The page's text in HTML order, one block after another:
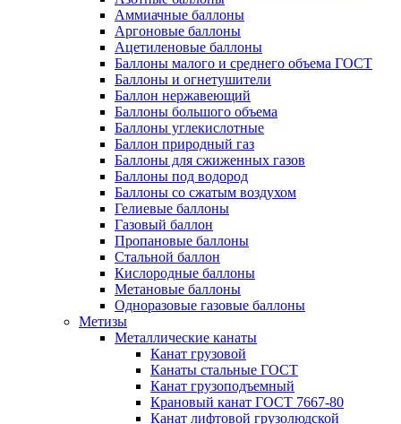
Аммиачные баллоны
Аргоновые баллоны
Ацетиленовые баллоны
Баллоны малого и среднего объема ГОСТ
Баллоны и огнетушители
Баллон нержавеющий
Баллоны большого объема
Баллоны углекислотные
Баллон природный газ
Баллоны для сжиженных газов
Баллоны под водород
Баллоны со сжатым воздухом
Гелиевые баллоны
Газовый баллон
Пропановые баллоны
Стальной баллон
Кислородные баллоны
Метановые баллоны
Одноразовые газовые баллоны
Метизы
Металлические канаты
Канат грузовой
Канаты стальные ГОСТ
Канат грузоподъемный
Крановый канат ГОСТ 7667-80
Канат лифтовой грузолюдской